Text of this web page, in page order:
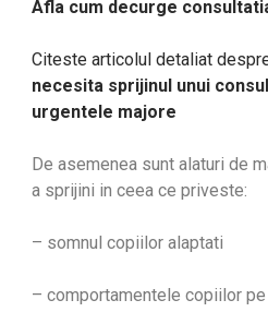
Afla cum decurge
Citeste articolul detaliat
necesita sprijinul unui
urgentele majore
De asemenea sunt alaturi de
a sprijini in ceea ce priveste:
– somnul copiilor alaptati
– comportamentele copiilor